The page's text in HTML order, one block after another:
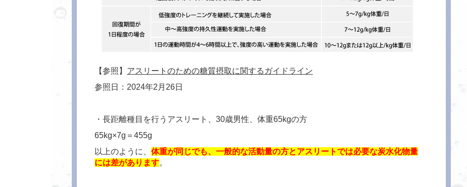
【参照】 アスリートのための糖質摂取に関するガイドライン
参照日：2024年2月26日
・長距離種目を行うアスリート、30歳男性、体重65kgの方
65kg×7g＝455g
以上のように、 体重が同じでも、一般的な活動量の方とアスリートでは必要な炭水化物量
には差があります。